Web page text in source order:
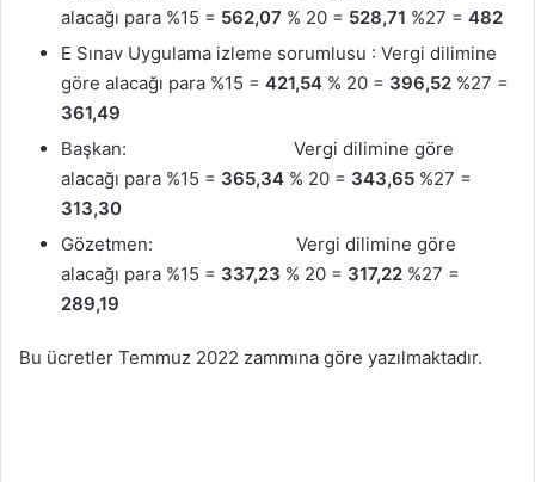
alacağı para %15 = 562,07 % 20 = 528,71 %27 = 482
E Sınav Uygulama izleme sorumlusu : Vergi dilimine
göre alacağı para %15 = 421,54 % 20 = 396,52 %27 =
361,49
Başkan: Vergi dilimine göre
alacağı para %15 = 365,34 % 20 = 343,65 %27 =
313,30
Gözetmen: Vergi dilimine göre
alacağı para %15 = 337,23 % 20 = 317,22 %27 =
289,19
Bu ücretler Temmuz 2022 zammına göre yazılmaktadır.